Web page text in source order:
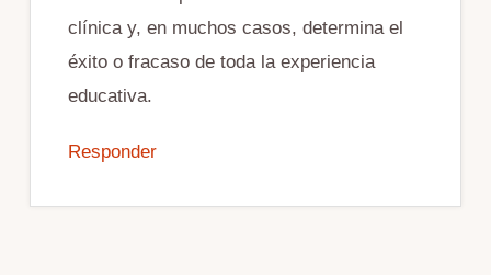
clínica y, en muchos casos, determina el
éxito o fracaso de toda la experiencia
educativa.
Responder